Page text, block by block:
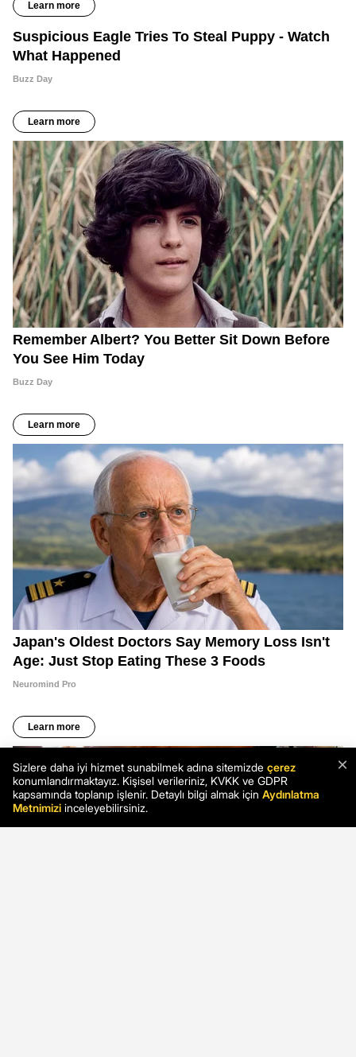
×
Sizlere daha iyi hizmet sunabilmek adına sitemizde çerez
konumlandırmaktayız. Kişisel verileriniz, KVKK ve GDPR
kapsamında toplanıp işlenir. Detaylı bilgi almak için Aydınlatma
Metnimizi inceleyebilirsiniz.